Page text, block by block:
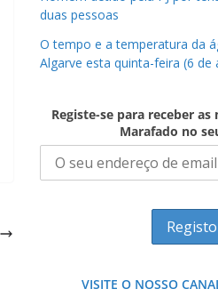
duas pessoas
O tempo e a temperatura da
Algarve esta quinta-feira (6 de
Registe-se para receber
Marafado no
VISITE O NOSSO